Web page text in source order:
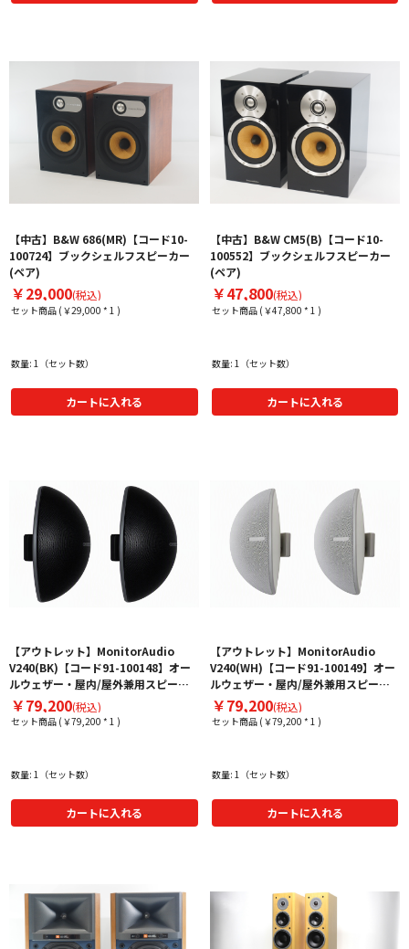
【中古】B&W 686(MR)【コード10-
100724】ブックシェルフスピーカー
(ペア)
￥29,000(税込)
セット商品 (￥29,000 * 1 )
数量: 1（セット数）
カートに入れる
【中古】B&W CM5(B)【コード10-
100552】ブックシェルフスピーカー
(ペア)
￥47,800(税込)
セット商品 (￥47,800 * 1 )
数量: 1（セット数）
カートに入れる
【アウトレット】MonitorAudio
V240(BK)【コード91-100148】オー
ルウェザー・屋内/屋外兼用スピーカ
ー（ペア）
￥79,200(税込)
セット商品 (￥79,200 * 1 )
数量: 1（セット数）
カートに入れる
【アウトレット】MonitorAudio
V240(WH)【コード91-100149】オー
ルウェザー・屋内/屋外兼用スピーカ
ー（ペア）
￥79,200(税込)
セット商品 (￥79,200 * 1 )
数量: 1（セット数）
カートに入れる